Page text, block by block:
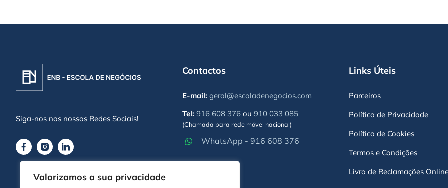
Valorizamos a sua privacidade
Siga-nos nas nossas Redes Sociais!
Contactos
E-mail: geral@escoladenegocios.com
Tel: 916 608 376ou 910 033 085
(Chamada para rede móvel nacional)
WhatsApp - 916 608 376
Links Úteis
Parceiros
Política de Privacidade
Política de Cookies
Termos e Condições
Livro de Reclamações